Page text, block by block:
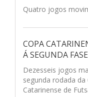
Quatro jogos
COPA
Á SEGUNDA FASE
Dezesseis jogos
segunda rodada
Catarinense de